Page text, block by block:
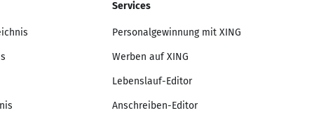
Services
Personalgewinnung mit XING
Werben auf XING
Lebenslauf-Editor
Anschreiben-Editor